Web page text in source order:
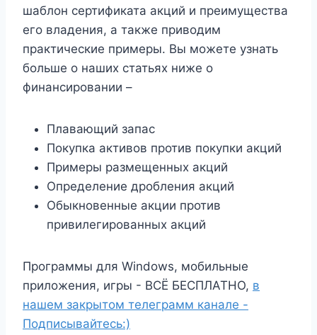
шаблон сертификата акций и преимущества
его владения, а также приводим
практические примеры. Вы можете узнать
больше о наших статьях ниже о
финансировании –
Плавающий запас
Покупка активов против покупки акций
Примеры размещенных акций
Определение дробления акций
Обыкновенные акции против
привилегированных акций
Программы для Windows, мобильные
приложения, игры - ВСЁ БЕСПЛАТНО, в
нашем закрытом телеграмм канале -
Подписывайтесь:)